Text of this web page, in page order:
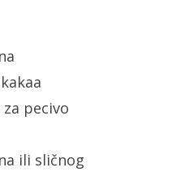
pecivo
ili sličnog